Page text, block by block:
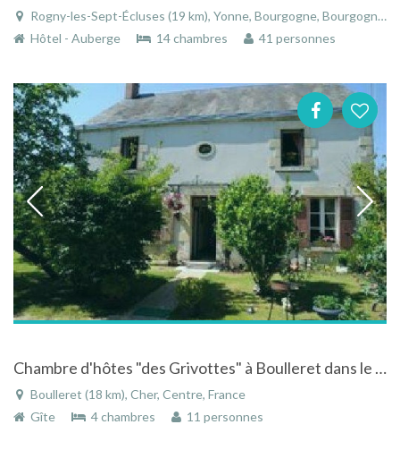
Rogny-les-Sept-Écluses (19 km), Yonne, Bourgogne, Bourgogne-Franche-Comté, France
Hôtel - Auberge
14 chambres 41 personnes
Chambre d'hôtes "des Grivottes" à Boulleret dans le Cher dans le Centre entre deux vignobles réputés
Boulleret (18 km), Cher, Centre, France
Gîte
4 chambres 11 personnes